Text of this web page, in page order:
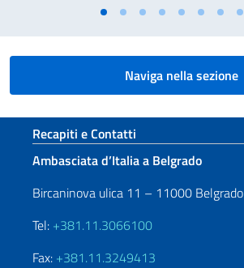
Naviga nella sezione
Sezione footer
Recapiti e Contatti
Ambasciata d’Italia a Belgrado
Bircaninova ulica 11 – 11000 Belgrado
Tel: +381.11.3066100
Fax: +381.11.3249413